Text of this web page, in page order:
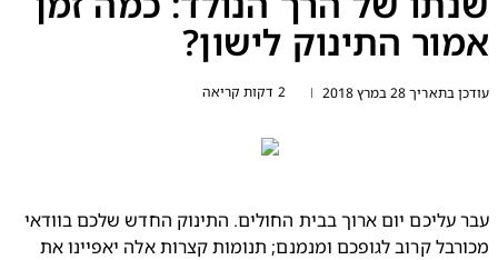
התינוק לישון?
28 במרץ 2018 |
עבר עליכם יום ארוך בבית החולים. התינוק החדש שלכם בוודאי
מכורבל קרוב לגופכם ומנמנם; תנומות קצרות אלה יאפיינו את